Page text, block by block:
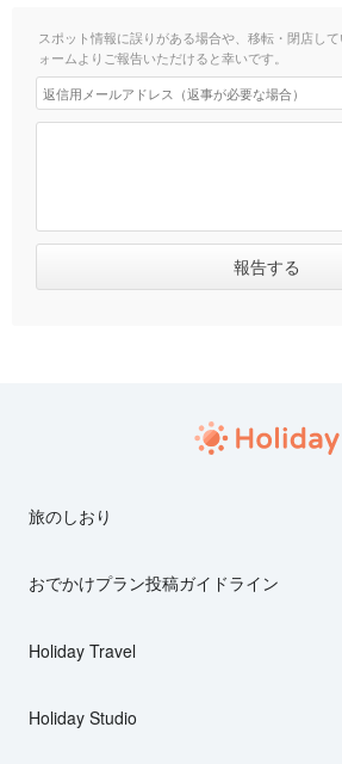
スポット情報に誤りがある場合や、移転・閉店し
ォームよりご報告いただけると幸いです。
旅のしおり
おでかけプラン投稿ガイドライン
Holiday Travel
Holiday Studio